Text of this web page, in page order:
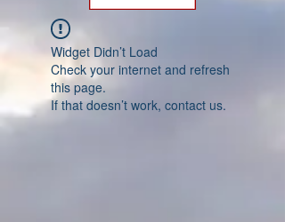
Widget Didn’t Load
Check your internet and refresh
this page.
If that doesn’t work, contact us.